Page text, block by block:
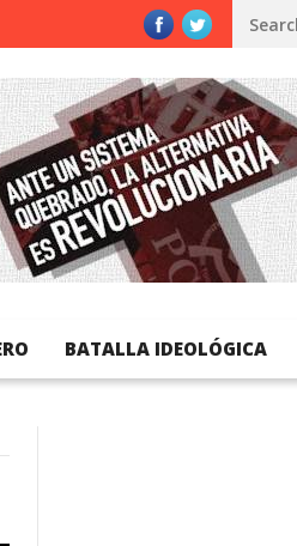
Nacional de Catalunya
BATALLA IDEOLÓGICA